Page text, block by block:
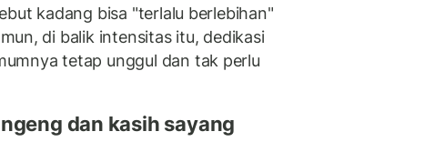
kadang bisa "terlalu berlebihan"
di balik intensitas itu, dedikasi
tetap unggul dan tak perlu
dan kasih sayang